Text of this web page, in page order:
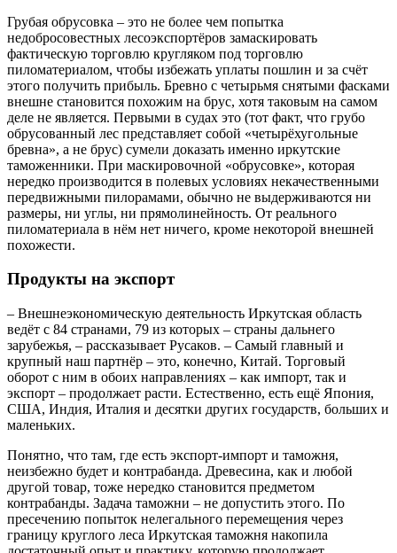
Грубая обрусовка – это не более чем попытка
недобросовестных лесоэкспортёров замаскировать
фактическую торговлю кругляком под торговлю
пиломатериалом, чтобы избежать уплаты пошлин и за счёт
этого получить прибыль. Бревно с четырьмя снятыми фасками
внешне становится похожим на брус, хотя таковым на самом
деле не является. Первыми в судах это (тот факт, что грубо
обрусованный лес представляет собой «четырёхугольные
бревна», а не брус) сумели доказать именно иркутские
таможенники. При маскировочной «обрусовке», которая
нередко производится в полевых условиях некачественными
передвижными пилорамами, обычно не выдерживаются ни
размеры, ни углы, ни прямолинейность. От реального
пиломатериала в нём нет ничего, кроме некоторой внешней
похожести.
Продукты на экспорт
– Внешнеэкономическую деятельность Иркутская область
ведёт с 84 странами, 79 из которых – страны дальнего
зарубежья, – рассказывает Русаков. – Самый главный и
крупный наш партнёр – это, конечно, Китай. Торговый
оборот с ним в обоих направлениях – как импорт, так и
экспорт – продолжает расти. Естественно, есть ещё Япония,
США, Индия, Италия и десятки других государств, больших и
маленьких.
Понятно, что там, где есть экспорт-импорт и таможня,
неизбежно будет и контрабанда. Древесина, как и любой
другой товар, тоже нередко становится предметом
контрабанды. Задача таможни – не допустить этого. По
пресечению попыток нелегального перемещения через
границу круглого леса Иркутская таможня накопила